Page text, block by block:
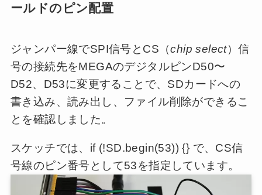
ールドのピン配置
ジャンパー線でSPI信号とCS（chip select）信
号の接続先をMEGAのデジタルピンD50〜
D52、D53に変更することで、SDカードへの
書き込み、読み出し、ファイル削除ができるこ
とを確認しました。
スケッチでは、if (!SD.begin(53)) {} で、CS信
号線のピン番号として53を指定しています。